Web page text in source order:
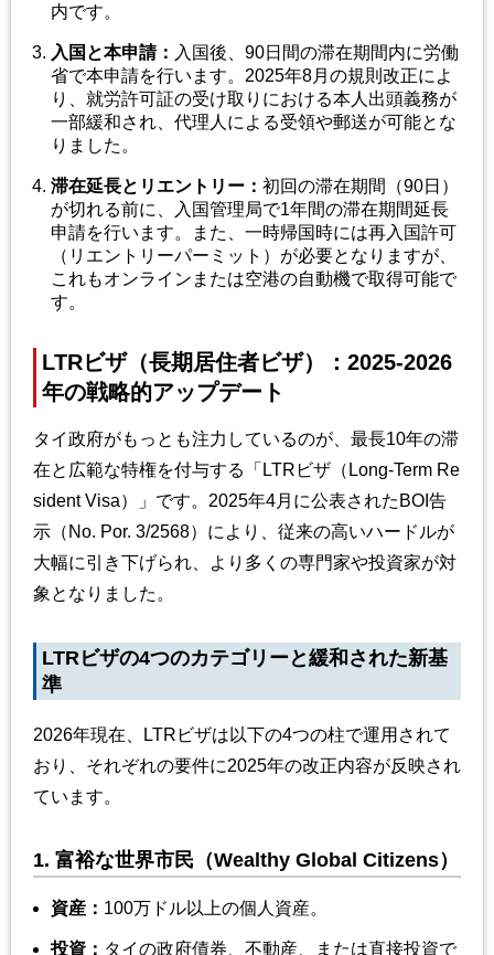
内です。
入国と本申請： 入国後、90日間の滞在期間内に労働
省で本申請を行います。2025年8月の規則改正によ
り、就労許可証の受け取りにおける本人出頭義務が
一部緩和され、代理人による受領や郵送が可能とな
りました。
滞在延長とリエントリー ： 初回の滞在期間（90日）
が切れる前に、入国管理局で1年間の滞在期間延長
申請を行います。また、一時帰国時には再入国許可
（リエントリーパーミット）が必要となりますが、
これもオンラインまたは空港の自動機で取得可能で
す。
LTRビザ（長期居住者ビザ）：2025-2026
年の戦略的アップデート
タイ政府がもっとも注力しているのが、最長10年の滞
在と広範な特権を付与する「LTRビザ（Long-Term Re
sident Visa）」です。2025年4月に公表されたBOI告
示（No. Por. 3/2568）により、従来の高いハードルが
大幅に引き下げられ、より多くの専門家や投資家が対
象となりました。
LTRビザの4つのカテゴリーと緩和された新基
準
2026年現在、LTRビザは以下の4つの柱で運用されて
おり、それぞれの要件に2025年の改正内容が反映され
ています。
1. 富裕な世界市民（Wealthy Global Citizens）
資産 ： 100万ドル以上の個人資産。
投資 ： タイの政府債券、不動産、または直接投資で